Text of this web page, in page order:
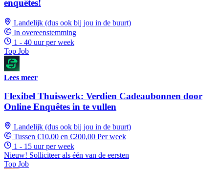
enquêtes!
Landelijk (dus ook bij jou in de buurt)
In overeenstemming
1 - 40 uur per week
Top Job
Lees meer
Flexibel Thuiswerk: Verdien Cadeaubonnen door
Online Enquêtes in te vullen
Landelijk (dus ook bij jou in de buurt)
Tussen €10,00 en €200,00 Per week
1 - 15 uur per week
Nieuw! Solliciteer als één van de eersten
Top Job